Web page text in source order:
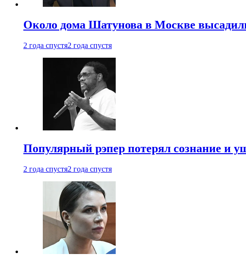
Около дома Шатунова в Москве
2 года спустя2 года спустя
Популярный рэпер потерял сознание и
2 года спустя2 года спустя